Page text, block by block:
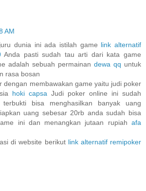
AM
dunia ini ada istilah game link alternatif
Anda pasti sudah tau arti dari kata game
adalah sebuah permainan dewa qq untuk
rasa bosan
dengan membawakan game yaitu judi poker
hoki capsa Judi poker online ini sudah
bisa menghasilkan banyak uang
uang sebesar 20rb anda sudah bisa
ini dan menangkan jutaan rupiah afa
di website berikut link alternatif remipoker